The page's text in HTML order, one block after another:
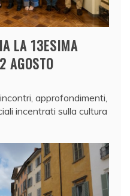
LA 13ESIMA
AGOSTO
approfondimenti,
incentrati sulla cultura